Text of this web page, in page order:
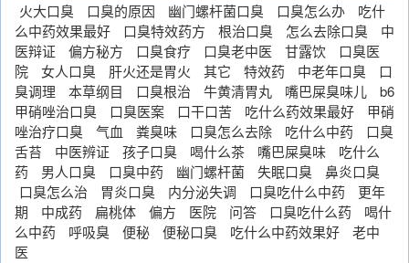
火大口臭 口臭的原因 幽门螺杆菌口臭 口臭怎么办
吃什
么中药效果最好
口臭特效药方 根治口臭 怎么去除口臭
中
医辩证
偏方秘方 口臭食疗 口臭老中医 甘露饮
口臭医
院
女人口臭 肝火还是胃火 其它 特效药 中老年口臭
口
臭调理
本草纲目 口臭根治 牛黄清胃丸 嘴巴屎臭味儿
b6
甲硝唑治口臭
口臭医案 口干口苦 吃什么药效果最好
甲硝
唑治疗口臭
气血 粪臭味 口臭怎么去除 吃什么中药
口臭
舌苔
中医辨证 孩子口臭 喝什么茶 嘴巴屎臭味
吃什么
药
男人口臭 口臭中药 幽门螺杆菌 失眠口臭
鼻炎口臭
口臭怎么治
胃炎口臭 内分泌失调 口臭吃什么中药
更年
期
中成药 扁桃体 偏方 医院 问答 口臭吃什么药
喝什
么中药
呼吸臭 便秘 便秘口臭 吃什么中药效果好
老中
医